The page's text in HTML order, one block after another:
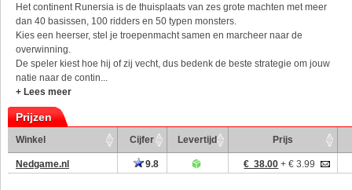
Het continent Runersia is de thuisplaats van zes grote machten met meer
dan 40 basissen, 100 ridders en 50 typen monsters.
Kies een heerser, stel je troepenmacht samen en marcheer naar de
overwinning.
De speler kiest hoe hij of zij vecht, dus bedenk de beste strategie om jouw
natie naar de contin...
+ Lees meer
Prijzen
Winkel Cijfer Levertijd Prijs
Nedgame.nl 9.8 € 38.00 + € 3.99